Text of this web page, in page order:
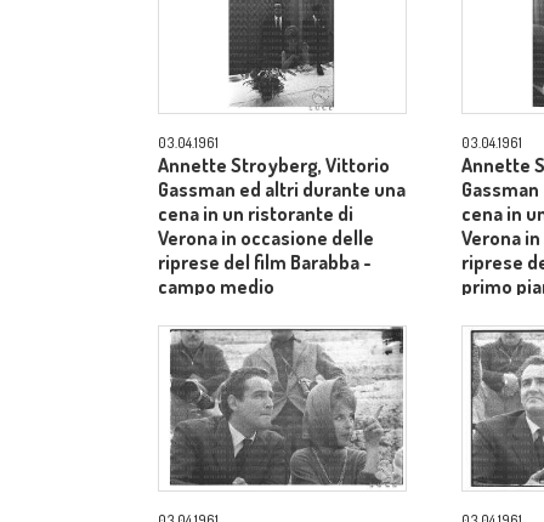
03.04.1961
Annette Stroyberg, Vittorio
Gassman ed altri durante una
cena in un ristorante di
Verona in occasione delle
riprese del film Barabba -
campo medio
03.04.1961
Annette
cena in
Verona
riprese
primo